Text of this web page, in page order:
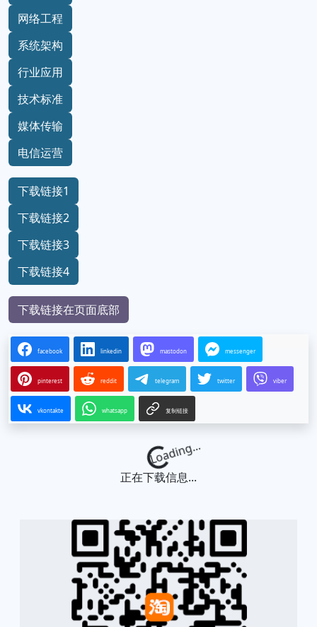
网络工程
系统架构
行业应用
技术标准
媒体传输
电信运营
下载链接1
下载链接2
下载链接3
下载链接4
下载链接在页面底部
facebook linkedin mastodon messenger
pinterest reddit telegram twitter viber
vkontakte whatsapp 复制链接
Loading...
正在下载信息...